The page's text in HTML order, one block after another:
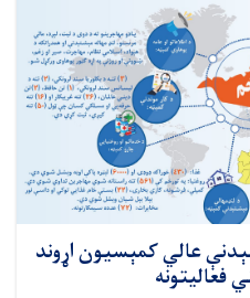
عالي کمېسیون اړوند
فعالیتونه